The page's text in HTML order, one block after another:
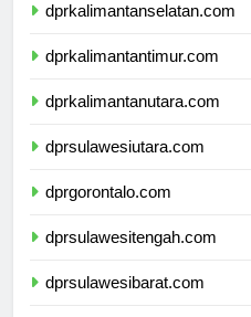
dprkalimantanselatan.com
dprkalimantantimur.com
dprkalimantanutara.com
dprsulawesiutara.com
dprgorontalo.com
dprsulawesitengah.com
dprsulawesibarat.com